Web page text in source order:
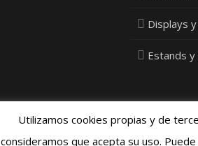
Displays
Estands
Utilizamos cookies propias y de
consideramos que acepta su uso.